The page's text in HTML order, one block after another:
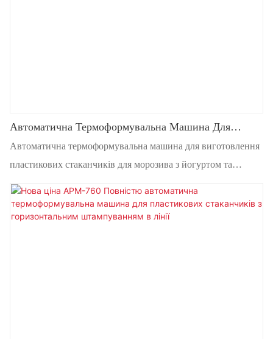
Автоматична Термоформувальна Машина Для
Виготовлення Пластикових Стаканчиків Для
Морозива З Йогуртом Та Горизонтальним
Автоматична термоформувальна машина для виготовлення
пластикових стаканчиків для морозива з йогуртом та
горизонтальним штампуванням